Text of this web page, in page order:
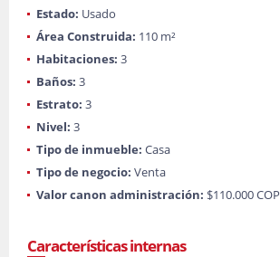
Estado: Usado
Área Construida: 110 m²
Habitaciones: 3
Baños: 3
Estrato: 3
Nivel: 3
Tipo de inmueble: Casa
Tipo de negocio: Venta
Valor canon administración: $110.000 COP
Características internas